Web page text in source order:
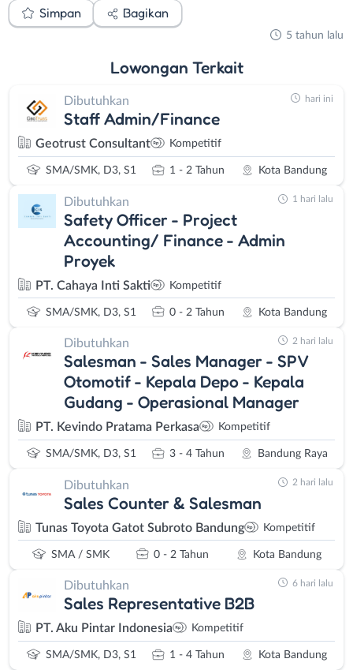
Simpan Bagikan
5 tahun lalu
Lowongan Terkait
Dibutuhkan
Staff Admin/Finance
Geotrust Consultant Kompetitif
SMA/SMK, D3, S1 1 - 2 Tahun Kota Bandung
hari ini
Dibutuhkan
Safety Officer - Project
Accounting/ Finance - Admin
Proyek
PT. Cahaya Inti Sakti Kompetitif
SMA/SMK, D3, S1 0 - 2 Tahun Kota Bandung
1 hari lalu
Dibutuhkan
Salesman - Sales Manager - SPV
Otomotif - Kepala Depo - Kepala
Gudang - Operasional Manager
PT. Kevindo Pratama Perkasa Kompetitif
SMA/SMK, D3, S1 3 - 4 Tahun Bandung Raya
2 hari lalu
Dibutuhkan
Sales Counter & Salesman
Tunas Toyota Gatot Subroto Bandung Kompetitif
SMA / SMK 0 - 2 Tahun Kota Bandung
2 hari lalu
Dibutuhkan
Sales Representative B2B
PT. Aku Pintar Indonesia Kompetitif
SMA/SMK, D3, S1 1 - 4 Tahun Kota Bandung
6 hari lalu